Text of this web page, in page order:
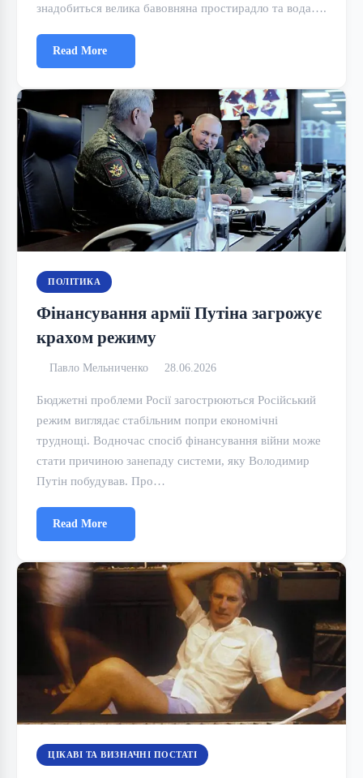
знадобиться велика бавовняна простирадло та вода….
Read More
ПОЛІТИКА
Фінансування армії Путіна загрожує
крахом режиму
Павло Мельниченко 28.06.2026
Бюджетні проблеми Росії загострюються Російський
режим виглядає стабільним попри економічні
труднощі. Водночас спосіб фінансування війни може
стати причиною занепаду системи, яку Володимир
Путін побудував. Про…
Read More
ЦІКАВІ ТА ВИЗНАЧНІ ПОСТАТІ